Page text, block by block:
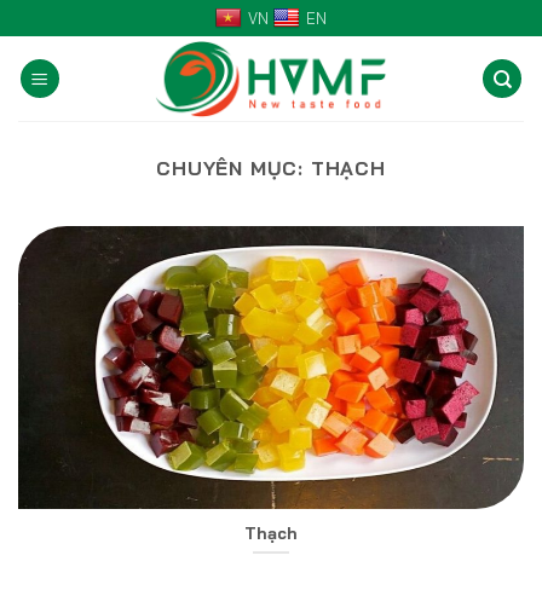
to
content
VN EN
CHUYÊN MỤC: THẠCH
Thạch